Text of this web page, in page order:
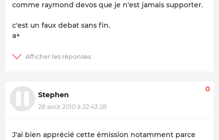
comme raymond devos que je n'est jamais supporter.
c'est un faux debat sans fin.
a+
Stephen
28 août 2010 à 22:43:28
0
J'ai bien apprécié cette émission notamment parce